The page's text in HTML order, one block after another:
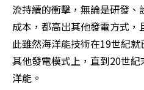
流持續的衝擊，無論是研發
成本，都高出其他發電方式
此雖然海洋能技術在19世紀
其他發電模式上，直到20世
洋能。